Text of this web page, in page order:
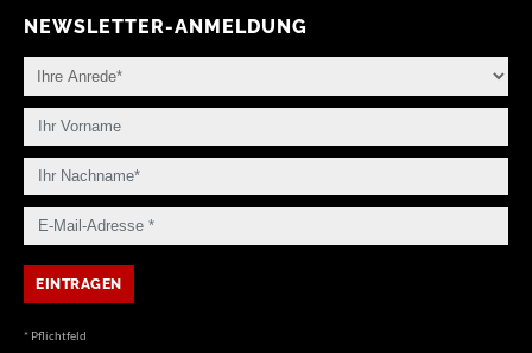
NEWSLETTER-ANMELDUNG
* Pflichtfeld